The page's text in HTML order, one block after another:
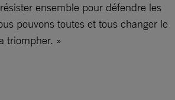
ensemble pour défendre les
pouvons toutes et tous changer le
triompher. »